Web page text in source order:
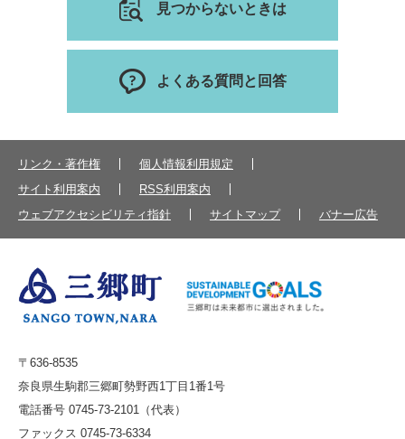
見つからないときは
よくある質問と回答
リンク・著作権
個人情報利用規定
サイト利用案内
RSS利用案内
ウェブアクセシビリティ指針
サイトマップ バナー広告
〒636-8535
奈良県生駒郡三郷町勢野西1丁目1番1号
電話番号 0745-73-2101（代表）
ファックス 0745-73-6334